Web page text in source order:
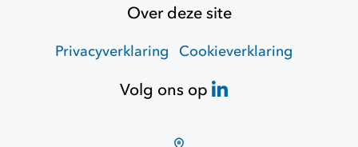
Over deze site
Privacyverklaring Cookieverklaring
Volg ons op